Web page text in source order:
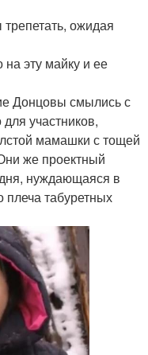
ожидая
эту майку и ее
Донцовы смылись с
участников,
мамашки с тощей
же проектный
нуждающаяся в
плеча табуретных